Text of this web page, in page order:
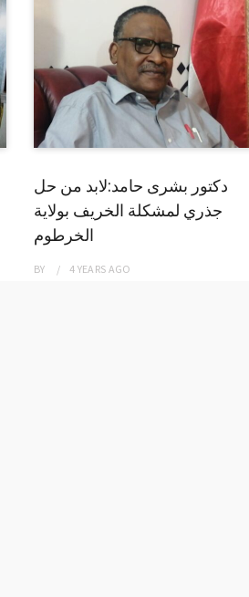
دكتور بشرى حامد:لابد من حل
جذري لمشكلة الخريف بولاية
الخرطوم
BY 4 YEARS AGO